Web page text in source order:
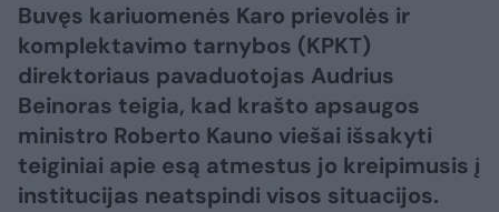
Buvęs kariuomenės Karo prievolės ir
komplektavimo tarnybos (KPKT)
direktoriaus pavaduotojas Audrius
Beinoras teigia, kad krašto apsaugos
ministro Roberto Kauno viešai išsakyti
teiginiai apie esą atmestus jo kreipimusis į
institucijas neatspindi visos situacijos.